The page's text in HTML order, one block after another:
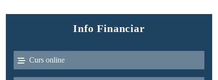
Info Financiar
Curs online